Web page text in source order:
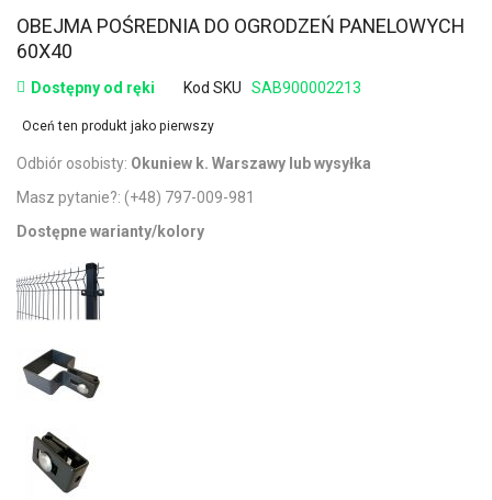
OBEJMA POŚREDNIA DO OGRODZEŃ PANELOWYCH
60X40
Dostępny od ręki Kod SKU SAB900002213
Oceń ten produkt jako pierwszy
Odbiór osobisty: Okuniew k. Warszawy lub wysyłka
Masz pytanie?: (+48) 797-009-981
Dostępne warianty/kolory